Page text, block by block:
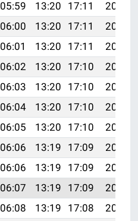
05:59 13:20 17:11
20:30
06:00 13:20 17:11
20:29
06:01 13:20 17:11
20:28
06:02 13:20 17:10
20:27
06:03 13:20 17:10
20:27
06:04 13:20 17:10
20:26
06:05 13:20 17:10
20:24
06:06 13:19 17:09
20:23
06:06 13:19 17:09
20:22
06:07 13:19 17:09
20:21
06:08 13:19 17:08
20:20